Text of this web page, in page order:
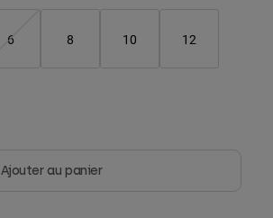
6 8 10 12
Ajouter au panier